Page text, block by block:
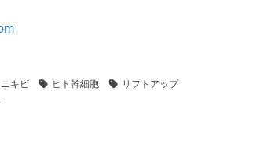
ニキビ ヒト幹細胞
リフトアップ